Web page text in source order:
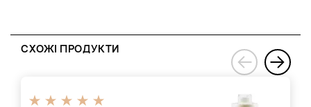
СХОЖІ ПРОДУКТИ
‹
›